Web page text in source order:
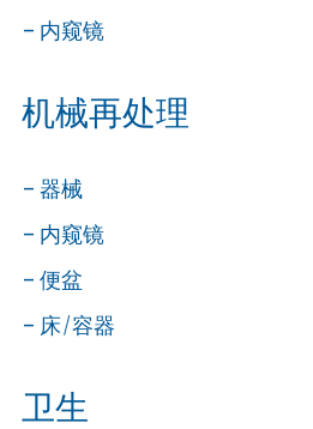
内窥镜
机械再处理
器械
内窥镜
便盆
床/容器
卫生